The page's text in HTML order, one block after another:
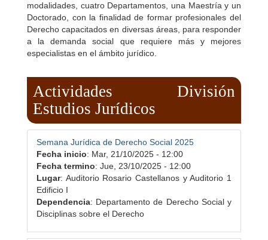
modalidades, cuatro Departamentos, una Maestría y un
Doctorado, con la finalidad de formar profesionales del
Derecho capacitados en diversas áreas, para responder
a la demanda social que requiere más y mejores
especialistas en el ámbito jurídico.
Actividades División
Estudios Jurídicos
Semana Jurídica de Derecho Social 2025
Fecha inicio: Mar, 21/10/2025 - 12:00
Fecha termino: Jue, 23/10/2025 - 12:00
Lugar: Auditorio Rosario Castellanos y Auditorio 1
Edificio I
Dependencia: Departamento de Derecho Social y
Disciplinas sobre el Derecho